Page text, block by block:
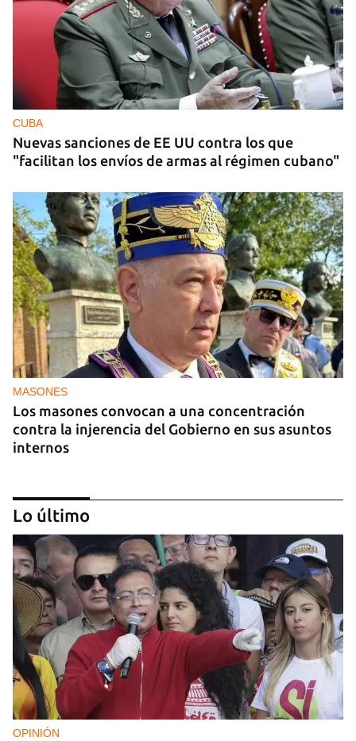
CUBA
Nuevas sanciones de EE UU contra los que
"facilitan los envíos de armas al régimen cubano"
MASONES
Los masones convocan a una concentración
contra la injerencia del Gobierno en sus asuntos
internos
FOTO DEL DÍA
Lluvia para beber, agua contaminada para el día a
día
Lo último
OPINIÓN